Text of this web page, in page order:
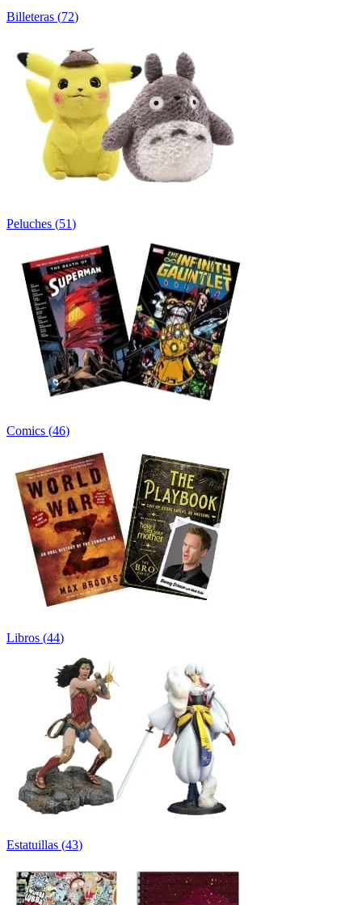
Billeteras (72)
Peluches (51)
Comics (46)
Libros (44)
Estatuillas (43)